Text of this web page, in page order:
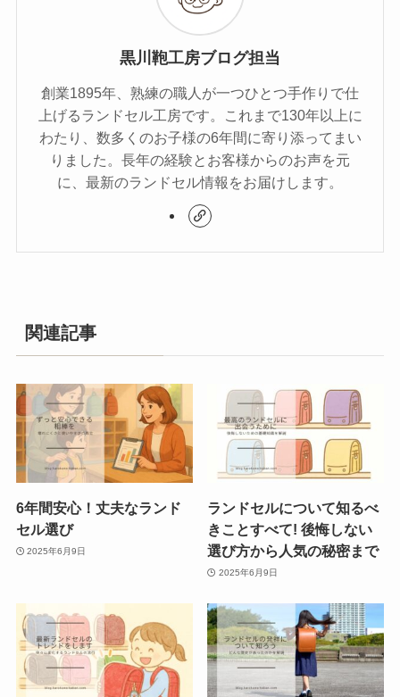
黒川鞄工房ブログ担当
創業1895年、熟練の職人が一つひとつ手作りで仕
上げるランドセル工房です。これまで130年以上に
わたり、数多くのお子様の6年間に寄り添ってまい
りました。長年の経験とお客様からのお声を元
に、最新のランドセル情報をお届けします。
関連記事
6年間安心！丈夫なランド
セル選び
2025年6月9日
ランドセルについて知るべ
きことすべて! 後悔しない
選び方から人気の秘密まで
2025年6月9日